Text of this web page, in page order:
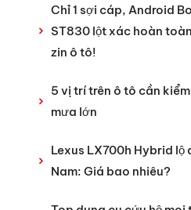
Chỉ 1 sợi cáp, Android
ST830 lột xác hoàn
zin ô tô!
5 vị trí trên ô tô cần
mưa lớn
Lexus LX700h Hybrid lộ
Nam: Giá bao nhiêu?